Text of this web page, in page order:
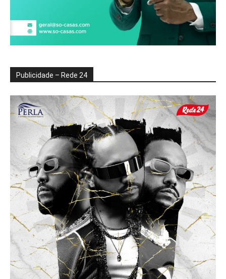
Publicidade – Rede 24